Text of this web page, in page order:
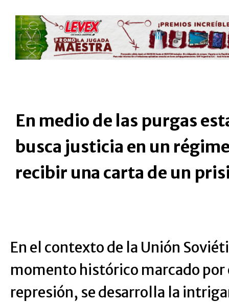
En medio de las purgas
busca justicia en un
recibir una carta de un
En el contexto de la Unión
momento histórico marcado por
represión, se desarrolla la